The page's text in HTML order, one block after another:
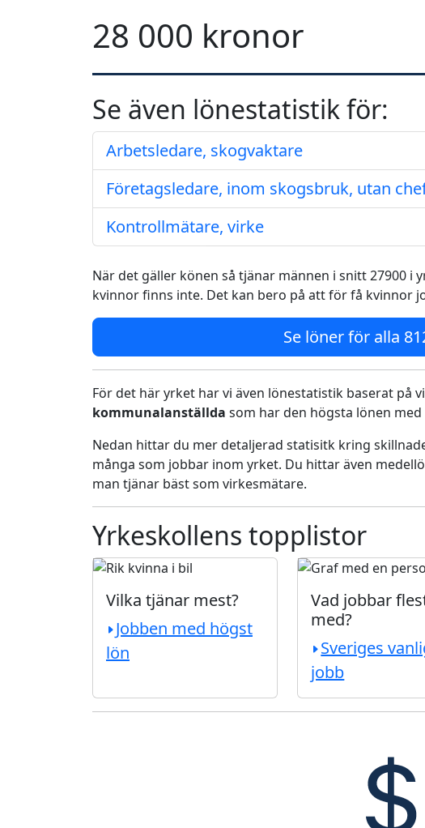
28 000 kronor
Se även lönestatistik för:
Arbetsledare, skogvaktare
Företagsledare, inom skogsbruk, utan
Kontrollmätare, virke
När det gäller könen så tjänar männen i snitt 27900 i
kvinnor finns inte. Det kan bero på att för få kvinnor
Se löner för alla
För det här yrket har vi även lönestatistik baserat på
kommunalanställda som har den högsta lönen
Nedan hittar du mer detaljerad statisitk kring
många som jobbar inom yrket. Du hittar även
man tjänar bäst som virkesmätare.
Yrkeskollens topplistor
Vilka tjänar mest?
Jobben med högst
lön
Vad jobbar
med?
Sveriges
jobb